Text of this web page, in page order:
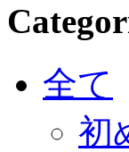
全て
初